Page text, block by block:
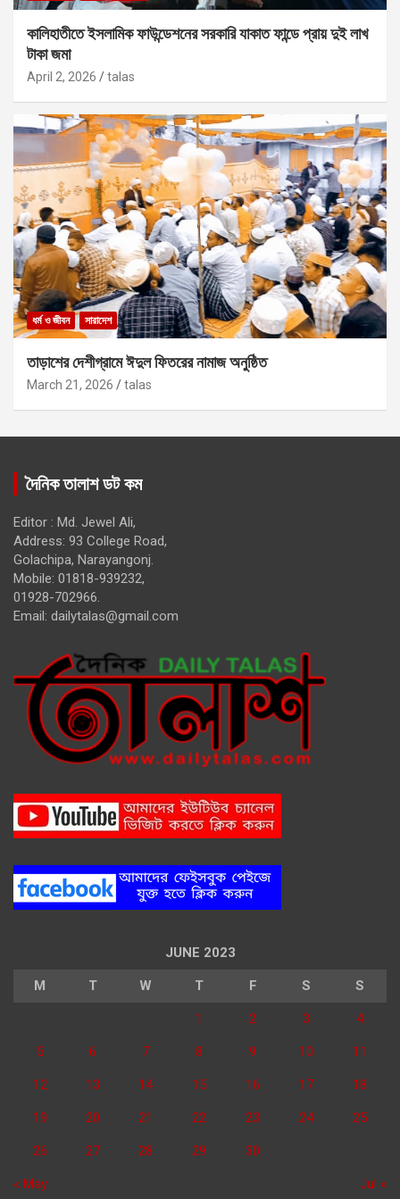
কালিহাতীতে ইসলামিক ফাউন্ডেশনের সরকারি যাকাত ফান্ডে প্রায় দুই লাখ
টাকা জমা
April 2, 2026 talas
ধর্ম ও জীবন সারাদেশ
তাড়াশের দেশীগ্রামে ঈদুল ফিতরের নামাজ অনুষ্ঠিত
March 21, 2026 talas
দৈনিক তালাশ ডট কম
Editor : Md. Jewel Ali,
Address: 93 College Road,
Golachipa, Narayangonj.
Mobile: 01818-939232,
01928-702966.
Email: dailytalas@gmail.com
JUNE 2023
M T W T F S S
1 2 3 4
5 6 7 8 9 10 11
12 13 14 15 16 17 18
19 20 21 22 23 24 25
26 27 28 29 30
« May Jul »